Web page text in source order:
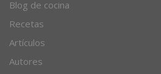
Blog de cocina
Recetas
Artículos